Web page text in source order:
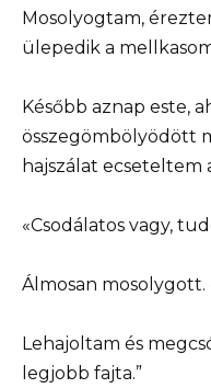
Mosolyogtam,
ülepedik a
Később aznap este,
összegömbölyödött
hajszálat ecseteltem
«Csodálatos vagy,
Álmosan mosolygott.
Lehajoltam és
legjobb fajta.”